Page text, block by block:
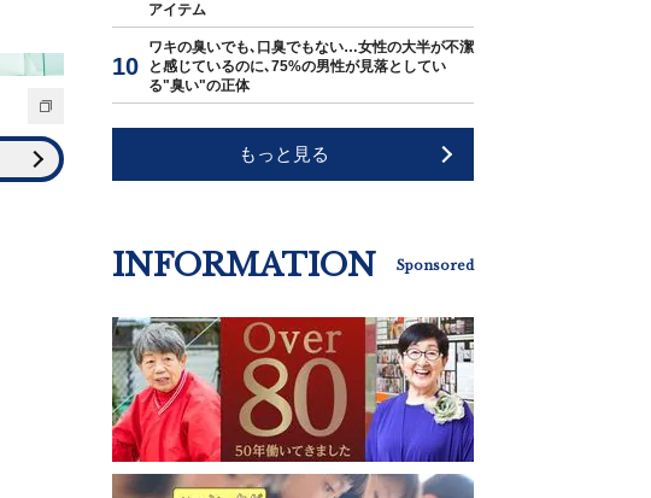
アイテム
ワキの臭いでも､口臭でもない…女性の大半が不潔
と感じているのに､75%の男性が見落としてい
る"臭い"の正体
もっと見る
INFORMATION Sponsored